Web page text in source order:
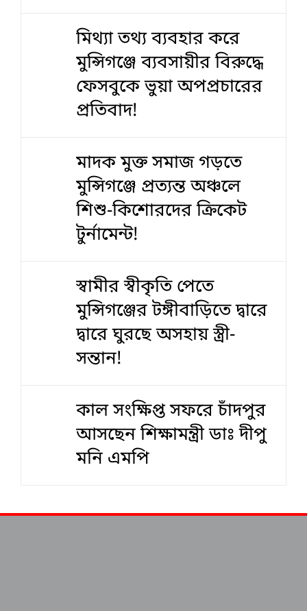
মিথ্যা তথ্য ব্যবহার করে
মুন্সিগঞ্জে ব্যবসায়ীর বিরুদ্ধে
ফেসবুকে ভুয়া অপপ্রচারের
প্রতিবাদ!
মাদক মুক্ত সমাজ গড়তে
মুন্সিগঞ্জে প্রত্যন্ত অঞ্চলে
শিশু-কিশোরদের ক্রিকেট
টুর্নামেন্ট!
স্বামীর স্বীকৃতি পেতে
মুন্সিগঞ্জের টঙ্গীবাড়িতে দ্বারে
দ্বারে ঘুরছে অসহায় স্ত্রী-
সন্তান!
কাল সংক্ষিপ্ত সফরে চাঁদপুর
আসছেন শিক্ষামন্ত্রী ডাঃ দীপু
মনি এমপি